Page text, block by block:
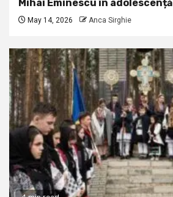
Mihai Eminescu în adolescență
May 14, 2026 Anca Sirghie